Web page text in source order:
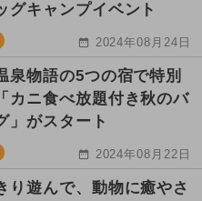
グキャンプイベント
2024年08月24日
泉物語の5つの宿で特別
カニ食べ放題付き秋のバ
」がスタート
2024年08月22日
り遊んで、動物に癒やさ